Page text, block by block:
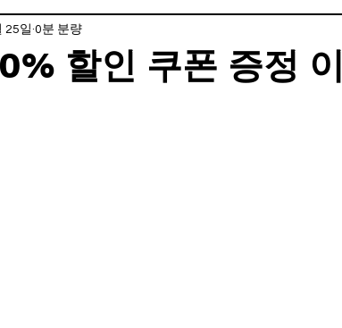
할인 쿠폰 증정 이
25일 0분 분량